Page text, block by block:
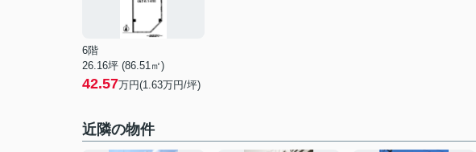
6階
26.16坪 (86.51㎡)
42.57万円(1.63万円/坪)
近隣の物件